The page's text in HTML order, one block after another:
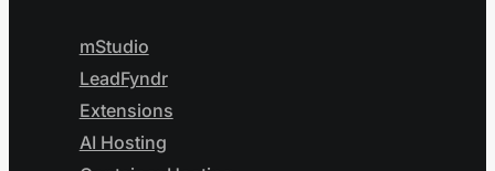
mStudio
LeadFyndr
Extensions
AI Hosting